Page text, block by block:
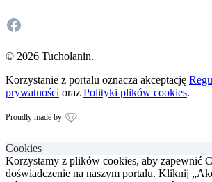
Facebook
© 2026 Tucholanin.
Korzystanie z portalu oznacza akceptację
prywatności oraz Polityki plików cookies.
Proudly made by
Cookies
Korzystamy z plików cookies, aby zapewnić
doświadczenie na naszym portalu. Kliknij